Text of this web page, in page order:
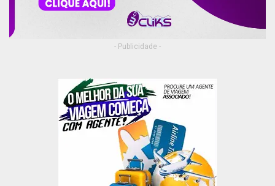
- Publicidade -